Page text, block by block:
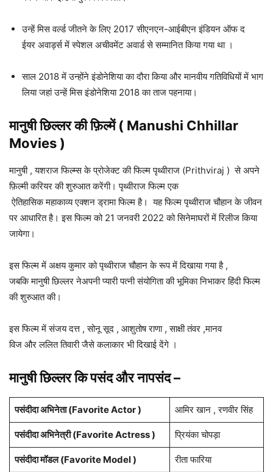
उन्हें मिस वर्ल्ड जीतने के लिए 2017 सीएनएन-आईबीएन इंडियन ऑफ द
ईयर अवार्ड्स में स्पेशल अचीवमेंट अवार्ड से सम्मानित किया गया था ।
साल 2018 में उन्होंने इंडोनेशिया का दौरा किया और मानवीय गतिविधियों में भाग
लिया जहां उन्हें मिस इंडोनेशिया 2018 का ताज पहनाया।
मानुषी छिल्लर की फ़िल्में ( Manushi Chhillar
Movies )
मानुषी , यशराज फिल्म्स के प्रोजेक्ट की फिल्म पृथ्वीराज (Prithviraj ) से अपने
फ़िल्मी करियर की शुरुआत करेंगी। पृथ्वीराज फिल्म एक
ऐतिहासिक महाकाव्य एक्शन ड्रामा फिल्म है। यह फिल्म पृथ्वीराज चौहान के जीवन
पर आधारित है। इस फिल्म को 21 जनवरी 2022 को सिनेमाघरों में रिलीज किया
जायेगा।
इस फिल्म में अक्षय कुमार को पृथ्वीराज चौहान के रूप में दिखाया गया है ,
जबकि मानुषी छिल्लर नेअपनी प्यारी पत्नी संयोगिता की भूमिका निभाकर हिंदी फिल्म
की शुरुआत की।
इस फिल्म में संजय दत्त , सोनू सूद , आशुतोष राणा , साक्षी तंवर ,मानव
विज और ललित तिवारी जैसे कलाकार भी दिखाई देंगे ।
मानुषी छिल्लर कि पसंद और नापसंद –
पसंदीदा अभिनेता (Favorite Actor ) आमिर खान , रणवीर सिंह
पसंदीदा अभिनेत्री (Favorite Actress ) प्रियंका चोपड़ा
पसंदीदा मॉडल (Favorite Model ) रीता फारिया